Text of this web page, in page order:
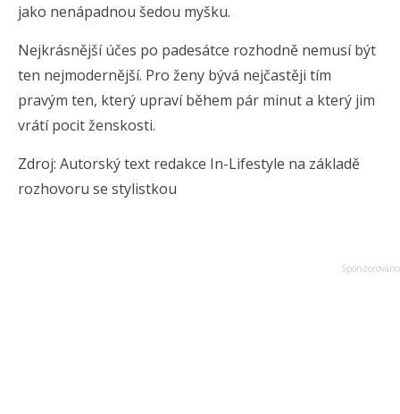
jako nenápadnou šedou myšku.
Nejkrásnější účes po padesátce rozhodně nemusí být
ten nejmodernější. Pro ženy bývá nejčastěji tím
pravým ten, který upraví během pár minut a který jim
vrátí pocit ženskosti.
Zdroj: Autorský text redakce In-Lifestyle na základě
rozhovoru se stylistkou